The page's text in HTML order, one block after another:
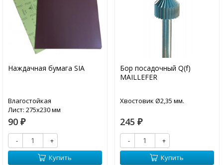
Наждачная бумага SIA
Влагостойкая
Лист: 275х230 мм
90 ₽
-
+
Купить
Бор посадочный Q(f)
MAILLEFER
Хвостовик Ø2,35 мм.
245 ₽
-
+
Купить